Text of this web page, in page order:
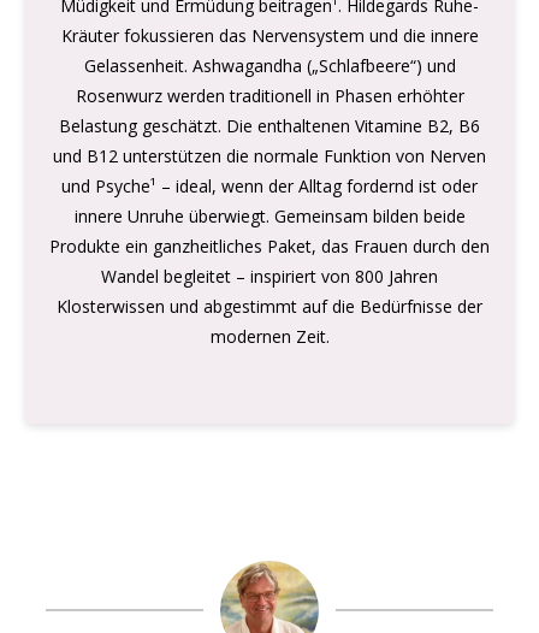
Müdigkeit und Ermüdung beitragen¹. Hildegards Ruhe-
Kräuter fokussieren das Nervensystem und die innere
Gelassenheit. Ashwagandha („Schlafbeere“) und
Rosenwurz werden traditionell in Phasen erhöhter
Belastung geschätzt. Die enthaltenen Vitamine B2, B6
und B12 unterstützen die normale Funktion von Nerven
und Psyche¹ – ideal, wenn der Alltag fordernd ist oder
innere Unruhe überwiegt. Gemeinsam bilden beide
Produkte ein ganzheitliches Paket, das Frauen durch den
Wandel begleitet – inspiriert von 800 Jahren
Klosterwissen und abgestimmt auf die Bedürfnisse der
modernen Zeit.